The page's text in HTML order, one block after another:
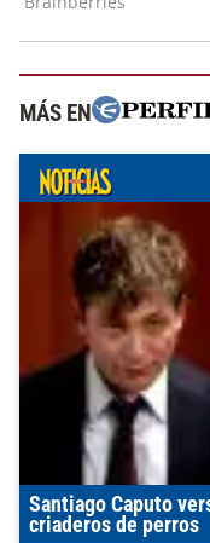
MÁS EN
Santiago Caputo
criaderos de perros